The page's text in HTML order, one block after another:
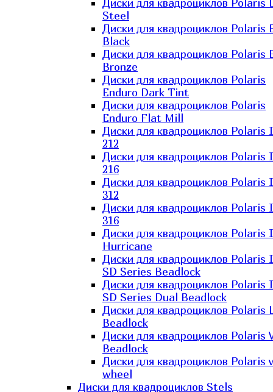
Диски для квадроциклов Polaris
Steel
Диски для квадроциклов Polaris
Black
Диски для квадроциклов Polaris
Bronze
Диски для квадроциклов Polaris
Enduro Dark Tint
Диски для квадроциклов Polaris
Enduro Flat Mill
Диски для квадроциклов Polaris
212
Диски для квадроциклов Polaris
216
Диски для квадроциклов Polaris
312
Диски для квадроциклов Polaris
316
Диски для квадроциклов Polaris
Hurricane
Диски для квадроциклов Polaris
SD Series Beadlock
Диски для квадроциклов Polaris
SD Series Dual Beadlock
Диски для квадроциклов Polaris
Beadlock
Диски для квадроциклов Polaris
Beadlock
Диски для квадроциклов Polaris
wheel
Диски для квадроциклов Stels